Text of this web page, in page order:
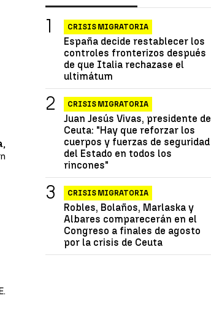
,
CRISIS MIGRATORIA
España decide restablecer los
controles fronterizos después
de que Italia rechazase el
ultimátum
CRISIS MIGRATORIA
Juan Jesús Vivas, presidente de
Ceuta: "Hay que reforzar los
cuerpos y fuerzas de seguridad
del Estado en todos los
rincones"
CRISIS MIGRATORIA
Robles, Bolaños, Marlaska y
Albares comparecerán en el
Congreso a finales de agosto
por la crisis de Ceuta